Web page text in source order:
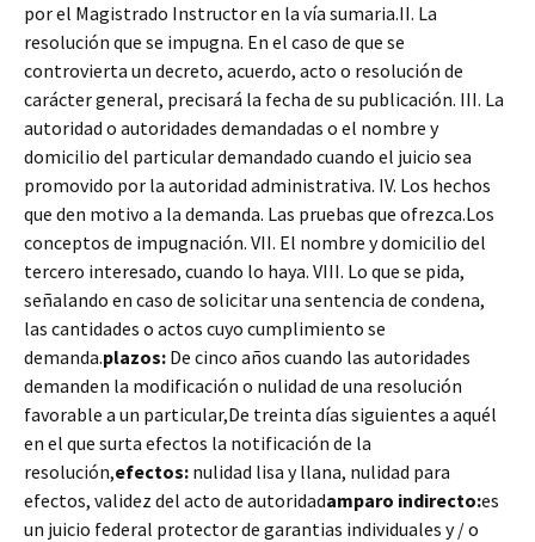
por el Magistrado Instructor en la vía sumaria.II. La
resolución que se impugna. En el caso de que se
controvierta un decreto, acuerdo, acto o resolución de
carácter general, precisará la fecha de su publicación. III. La
autoridad o autoridades demandadas o el nombre y
domicilio del particular demandado cuando el juicio sea
promovido por la autoridad administrativa. IV. Los hechos
que den motivo a la demanda. Las pruebas que ofrezca.Los
conceptos de impugnación. VII. El nombre y domicilio del
tercero interesado, cuando lo haya. VIII. Lo que se pida,
señalando en caso de solicitar una sentencia de condena,
las cantidades o actos cuyo cumplimiento se
demanda.plazos: De cinco años cuando las autoridades
demanden la modificación o nulidad de una resolución
favorable a un particular,De treinta días siguientes a aquél
en el que surta efectos la notificación de la
resolución,efectos: nulidad lisa y llana, nulidad para
efectos, validez del acto de autoridadamparo indirecto:es
un juicio federal protector de garantias individuales y / o